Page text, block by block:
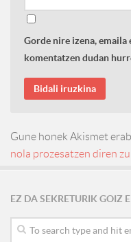
Gorde nire izena,
komentatzen dudan
Gune honek Akismet
nola prozesatzen diren
EZ DA SEKRETURIK GOIZ